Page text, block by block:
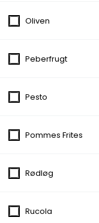
5. Pompeio
fra
6. Capricciosa
fra 90,00 kr.
7. Bacone
Gorgonzola
Oliven
Peberfrugt
Pesto
Pommes Frites
Rødløg
Rucola